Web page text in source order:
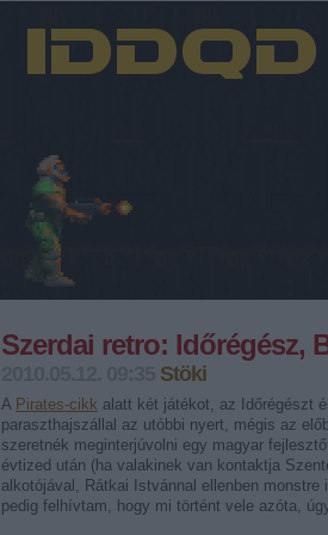
Szerdai retro: Időrégész,
Stöki
A Pirates-cikk alatt két játékot, az Időrégészt
paraszthajszállal az utóbbi nyert, mégis az
szeretnék meginterjúvolni egy magyar
évtized után (ha valakinek van kontaktja
alkotójával, Rátkai Istvánnal ellenben
pedig felhívtam, hogy mi történt vele azóta,